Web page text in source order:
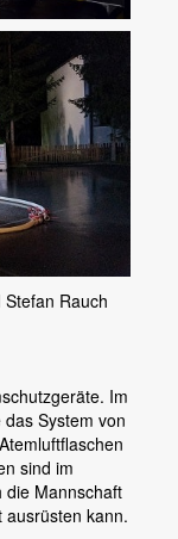
Stefan Rauch
Im
System von
sind im
die Mannschaft
kann.